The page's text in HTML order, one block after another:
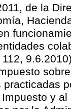
de la
y